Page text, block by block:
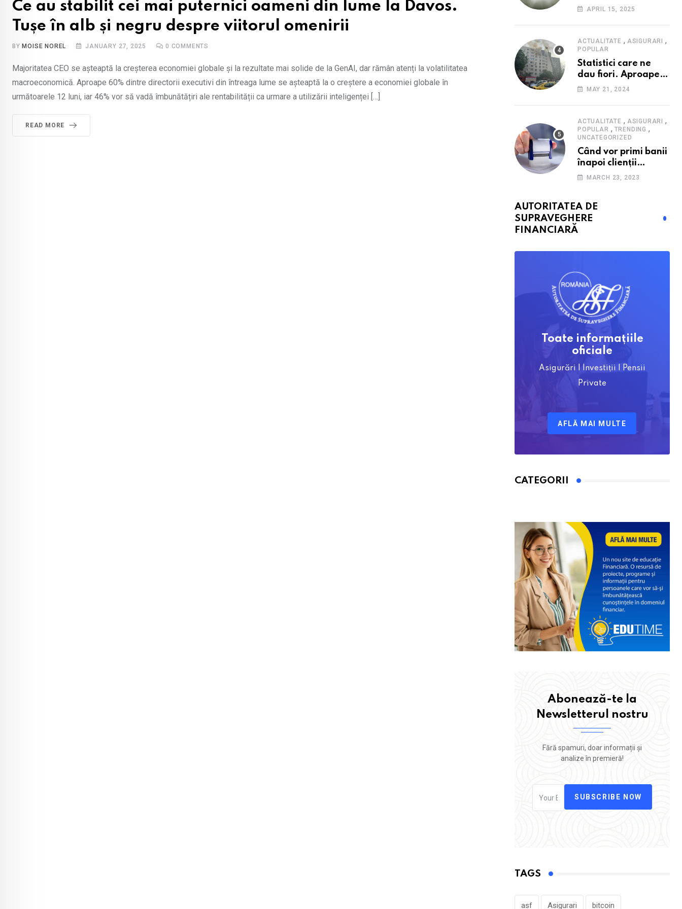
Ce au stabilit cei mai puternici oameni din lume la Davos.
Tușe în alb și negru despre viitorul omenirii
BY MOISE NOREL JANUARY 27, 2025 0 COMMENTS
Majoritatea CEO se așteaptă la creșterea economiei globale și la rezultate mai solide de la GenAI, dar rămân atenți la volatilitatea
macroeconomică. Aproape 60% dintre directorii executivi din întreaga lume se așteaptă la o creștere a economiei globale în
următoarele 12 luni, iar 46% vor să vadă îmbunătățiri ale rentabilității ca urmare a utilizării inteligenței […]
READ MORE
Consumatorii caută
scumpirilor, mai ales
la alimente
APRIL 15, 2025
ACTUALITATE , ASIGURARI ,
POPULAR
Statistici care ne
dau fiori. Aproape
20 de case ard zilnic
pagubele au
explodat. Cum te
poți proteja cu nici
40 de lei pe lună
MAY 21, 2024
ACTUALITATE , ASIGURARI ,
POPULAR , TRENDING ,
UNCATEGORIZED
Când vor primi banii
înapoi clienții
Euroins care
toate termenele
MARCH 23, 2023
AUTORITATEA DE
SUPRAVEGHERE
FINANCIARĂ
Toate informațiile
oficiale
Asigurări | Investiții | Pensii
Private
AFLĂ MAI MULTE
CATEGORII
Abonează-te la
Newsletterul nostru
Fără spamuri, doar informații și
analize în premieră!
SUBSCRIBE NOW
TAGS
asf Asigurari bitcoin